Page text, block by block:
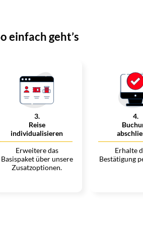
einfach geht’s
3.
Reise
individualisieren
Erweitere das
Basispaket über unsere
Zusatzoptionen.
4.
Erhalte
Bestätigung